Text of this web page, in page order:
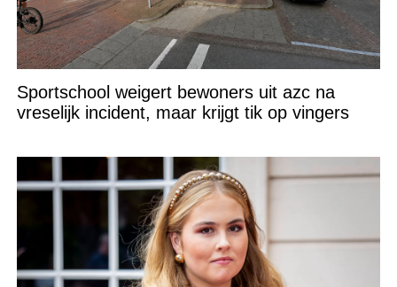
Sportschool weigert bewoners uit azc na
vreselijk incident, maar krijgt tik op vingers